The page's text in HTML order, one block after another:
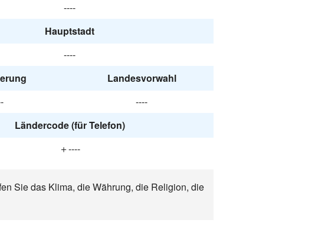
----
Hauptstadt
----
Landesvorwahl
----
Ländercode (für Telefon)
＋----
Sie das Klima, die Währung, die Religion, die